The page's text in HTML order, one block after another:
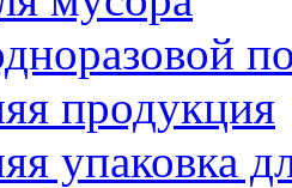
продукция
упаковка